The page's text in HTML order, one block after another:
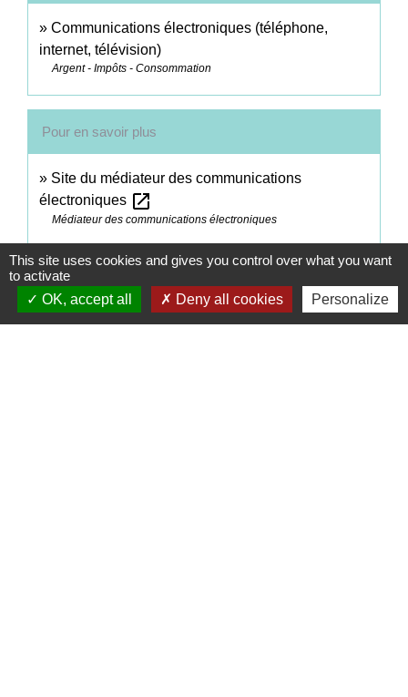
Communications électroniques (téléphone,
internet, télévision)
Argent - Impôts - Consommation
Pour en savoir plus
Site du médiateur des communications
électroniques open_in_new
Médiateur des communications électroniques
Signaler une erreur sur cette page
This site uses cookies and gives you control over what you want
to activate
OK, accept all
Deny all cookies Personalize